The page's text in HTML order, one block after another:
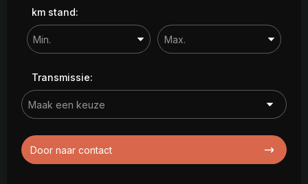
km stand:
Transmissie:
Door naar contact